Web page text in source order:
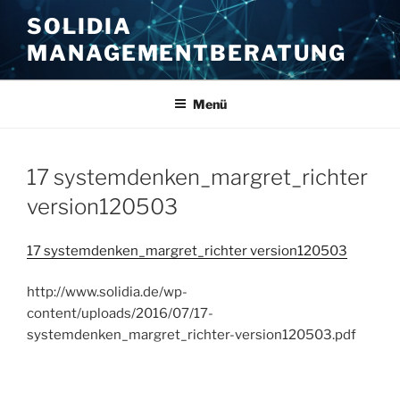
Inhalt
springen
SOLIDIA
MANAGEMENTBERATUNG
Menü
17 systemdenken_margret_richter
version120503
17 systemdenken_margret_richter version120503
http://www.solidia.de/wp-
content/uploads/2016/07/17-
systemdenken_margret_richter-version120503.pdf